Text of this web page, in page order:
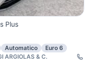
Plus
Automatico
Euro 6
ARGIOLAS & C.